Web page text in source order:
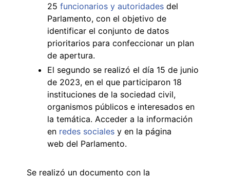
25 funcionarios y autoridades del
Parlamento, con el objetivo de
identificar el conjunto de datos
prioritarios para confeccionar un plan
de apertura.
El segundo se realizó el día 15 de junio
de 2023, en el que participaron 18
instituciones de la sociedad civil,
organismos públicos e interesados en
la temática. Acceder a la información
en redes sociales y en la página
web del Parlamento.
Se realizó un documento con la